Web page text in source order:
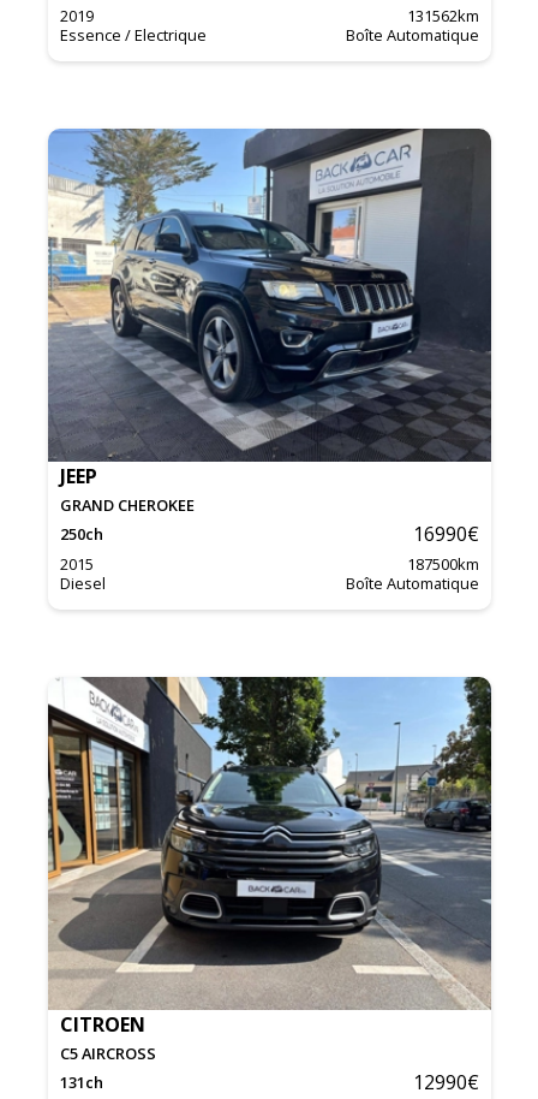
2019 131562km
Essence / Electrique
Boîte Automatique
JEEP
GRAND CHEROKEE
250ch 16990€
2015 187500km
Diesel
Boîte Automatique
CITROEN
C5 AIRCROSS
131ch 12990€